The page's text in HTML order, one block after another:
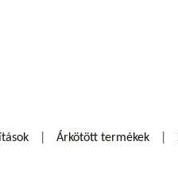
Árkötött termékek